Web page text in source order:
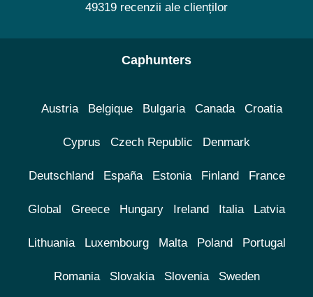
49319 recenzii ale clienților
Caphunters
Austria Belgique Bulgaria Canada Croatia
Cyprus Czech Republic Denmark
Deutschland España Estonia Finland France
Global Greece Hungary Ireland Italia Latvia
Lithuania Luxembourg Malta Poland Portugal
Romania Slovakia Slovenia Sweden